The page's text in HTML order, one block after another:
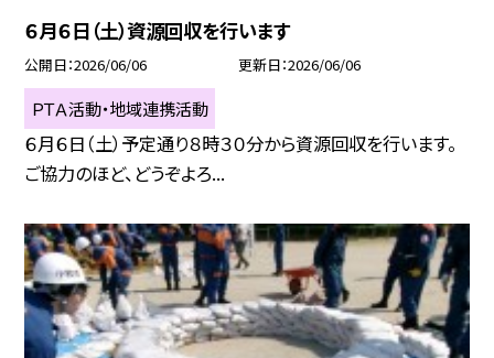
６月６日（土）資源回収を行います
公開日 2026/06/06 更新日 2026/06/06
ＰＴＡ活動・地域連携活動
６月６日（土）予定通り８時３０分から資源回収を行います。
ご協力のほど、どうぞよろ...